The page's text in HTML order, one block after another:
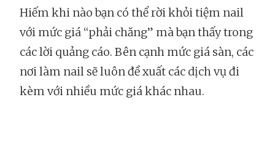
Hiếm khi nào bạn có thể rời khỏi tiệm nail
với mức giá “phải chăng” mà bạn thấy trong
các lời quảng cáo. Bên cạnh mức giá sàn, các
nơi làm nail sẽ luôn đề xuất các dịch vụ đi
kèm với nhiều mức giá khác nhau.